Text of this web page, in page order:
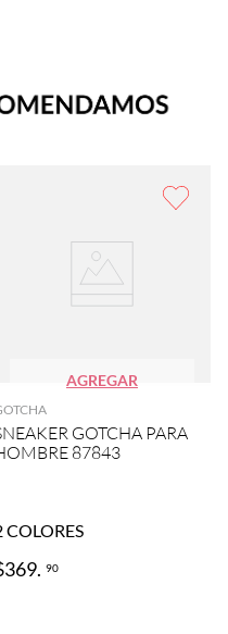
AGREGAR
GOTCHA PARA
87843
COLORES
369. 90